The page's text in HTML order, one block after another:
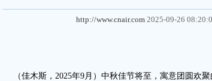
http://www.cnair.com 2025-09-26
（佳木斯，2025年9月）中秋佳节将至，寓意团圆欢聚